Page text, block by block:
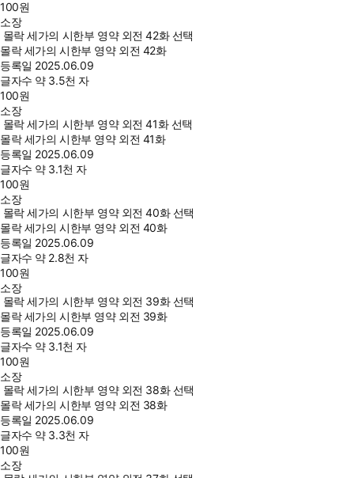
100원
소장
몰락 세가의 시한부 영약 외전 42화 선택
몰락 세가의 시한부 영약 외전 42화
등록일 2025.06.09
글자수 약 3.5천 자
100원
소장
몰락 세가의 시한부 영약 외전 41화 선택
몰락 세가의 시한부 영약 외전 41화
등록일 2025.06.09
글자수 약 3.1천 자
100원
소장
몰락 세가의 시한부 영약 외전 40화 선택
몰락 세가의 시한부 영약 외전 40화
등록일 2025.06.09
글자수 약 2.8천 자
100원
소장
몰락 세가의 시한부 영약 외전 39화 선택
몰락 세가의 시한부 영약 외전 39화
등록일 2025.06.09
글자수 약 3.1천 자
100원
소장
몰락 세가의 시한부 영약 외전 38화 선택
몰락 세가의 시한부 영약 외전 38화
등록일 2025.06.09
글자수 약 3.3천 자
100원
소장